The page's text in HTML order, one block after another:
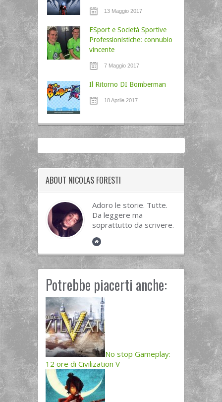
13 Maggio 2017
ESport e Società Sportive
Professionistiche: connubio
vincente
7 Maggio 2017
Il Ritorno DI Bomberman
18 Aprile 2017
ABOUT NICOLAS FORESTI
Adoro le storie. Tutte.
Da leggere ma
soprattutto da scrivere.
Potrebbe piacerti anche:
No stop Gameplay:
12 ore di Civilization V